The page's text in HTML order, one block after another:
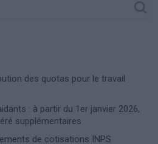
des quotas pour le travail
: à partir du 1er janvier 2026,
supplémentaires
de cotisations INPS